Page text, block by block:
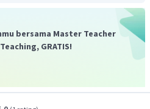
bersama Master Teacher
GRATIS!